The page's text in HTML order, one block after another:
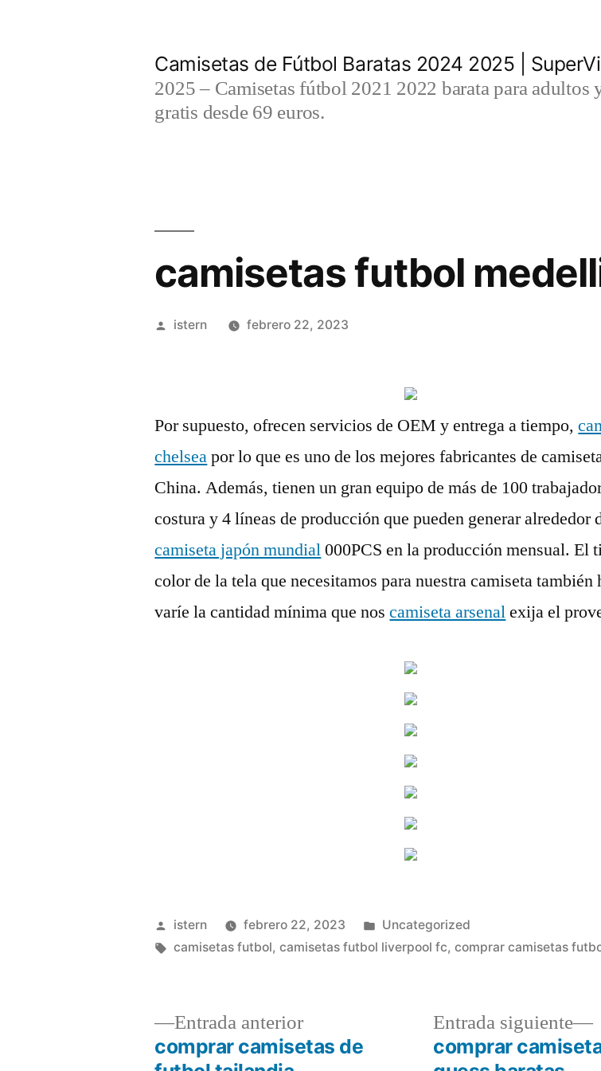
Camisetas de Fútbol Baratas 2024 2025 |
2025 – Camisetas fútbol 2021 2022 barata para
gratis desde 69 euros.
camisetas futbol
Publicado
istern febrero 22, 2023
Por supuesto, ofrecen servicios de OEM y entrega a tiempo,
chelseapor lo que es uno de los mejores fabricantes de
China. Además, tienen un gran equipo de más de 100
costura y 4 líneas de producción que pueden generar alrededor
camiseta japón mundial000PCS en la producción mensual. El
color de la tela que necesitamos para nuestra camiseta también
varíe la cantidad mínima que noscamiseta arsenalexija el
Publicado
por
istern febrero 22, 2023
Publicado
en
Uncategorized
Etiquetas:
camisetas futbol,camisetas futbol liverpool fc,comprar camisetas
Entrada anteriorEntrada
anterior:
comprar camisetas de
Entrada siguiente
comprar